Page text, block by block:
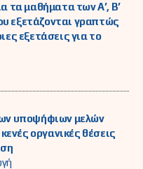
τα μαθήματα των Α’, Β’
εξετάζονται γραπτώς
εξετάσεις για το
υποψήφιων μελών
οργανικές θέσεις